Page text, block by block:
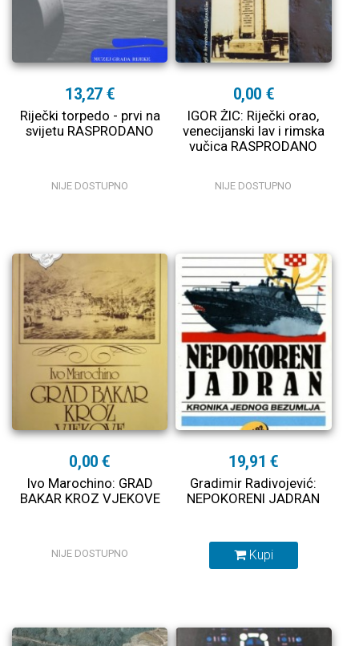
13,27 €
Riječki torpedo - prvi na
svijetu RASPRODANO
NIJE DOSTUPNO
0,00 €
IGOR ŽIC: Riječki orao,
venecijanski lav i rimska
vučica RASPRODANO
NIJE DOSTUPNO
0,00 €
Ivo Marochino: GRAD
BAKAR KROZ VJEKOVE
NIJE DOSTUPNO
19,91 €
Gradimir Radivojević:
NEPOKORENI JADRAN
Kupi